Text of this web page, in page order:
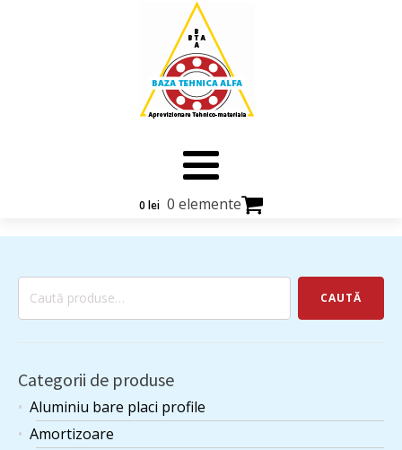
0 lei 0 elemente
Caută
CAUTĂ
Categorii de produse
Aluminiu bare placi profile
Amortizoare